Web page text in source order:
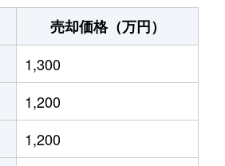
3,500万円 東区役所前
1,200万円
1,400万円
390万円
売却価格（万円）
1,300
1,200
1,200